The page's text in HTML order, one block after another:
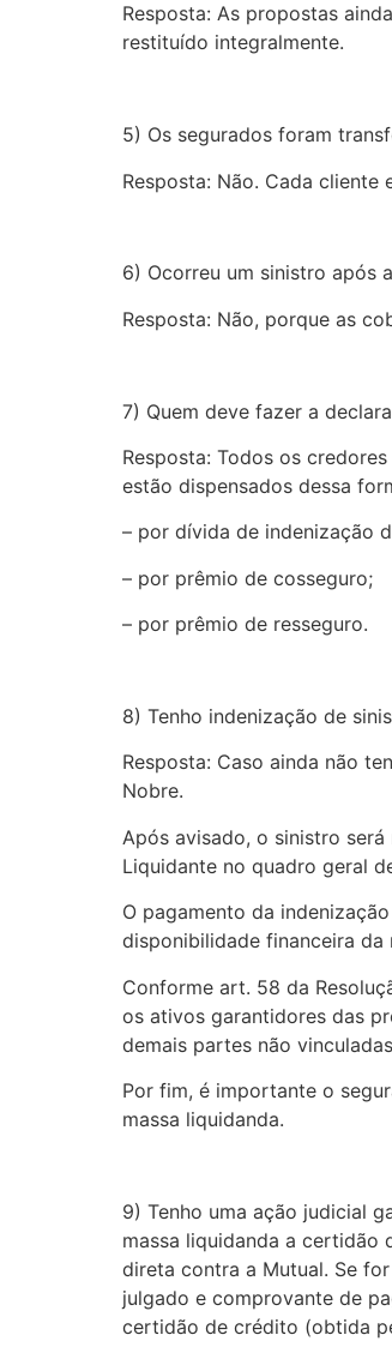
Resposta: As propostas
restituído integralmente.
5) Os segurados foram
Resposta: Não. Cada
6) Ocorreu um sinistro após
Resposta: Não, porque as
7) Quem deve fazer a
Resposta: Todos os
estão dispensados dessa
– por dívida de indenização
– por prêmio de cosseguro;
– por prêmio de resseguro.
8) Tenho indenização de
Resposta: Caso ainda não
Nobre.
Após avisado, o sinistro
Liquidante no quadro geral
O pagamento da
disponibilidade financeira da
Conforme art. 58 da
os ativos garantidores das
demais partes não
Por fim, é importante o
massa liquidanda.
9) Tenho uma ação judicial
massa liquidanda a
direta contra a Mutual. Se
julgado e comprovante de
certidão de crédito (obtida